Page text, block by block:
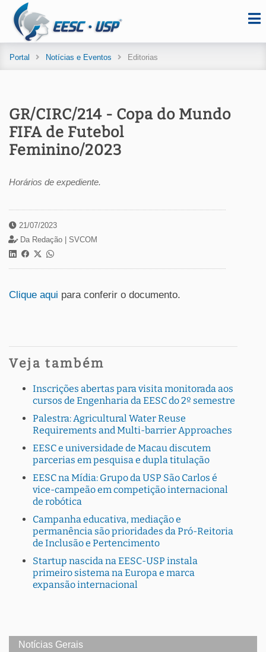
Portal Notícias e Eventos Editorias
GR/CIRC/214 - Copa do Mundo
FIFA de Futebol
Feminino/2023
Horários de expediente.
21/07/2023
Da Redação | SVCOM
Clique aqui para conferir o documento.
Veja também
Inscrições abertas para visita monitorada aos
cursos de Engenharia da EESC do 2º semestre
Palestra: Agricultural Water Reuse
Requirements and Multi-barrier Approaches
EESC e universidade de Macau discutem
parcerias em pesquisa e dupla titulação
EESC na Mídia: Grupo da USP São Carlos é
vice-campeão em competição internacional
de robótica
Campanha educativa, mediação e
permanência são prioridades da Pró-Reitoria
de Inclusão e Pertencimento
Startup nascida na EESC-USP instala
primeiro sistema na Europa e marca
expansão internacional
Notícias Gerais